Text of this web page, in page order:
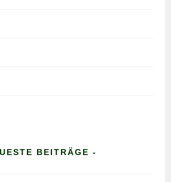
BEITRÄGE -